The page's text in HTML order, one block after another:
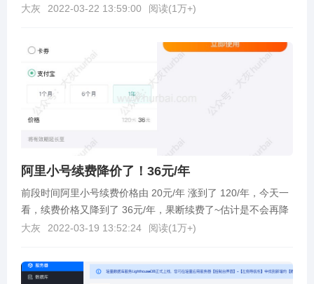
取后需要到金茂尊享公众号兑换：微信关注公众号...
大灰 2022-03-22 13:59:00 阅读(1万+)
阿里小号续费降价了！36元/年
前段时间阿里小号续费价格由 20元/年 涨到了 120/年，今天一
看，续费价格又降到了 36元/年，果断续费了~估计是不会再降
价了，目前也不清楚会不会再次涨到 ...
大灰 2022-03-19 13:52:24 阅读(1万+)